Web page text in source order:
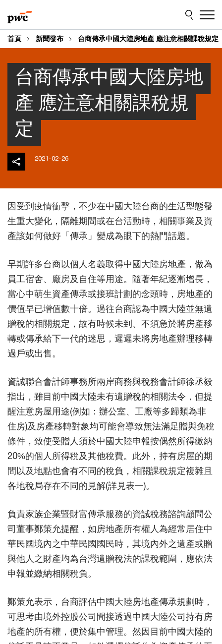
to
content
to
footer
首頁 新聞發布 台商傳承中國大陸房地產 應注意相關課稅規定
台商傳承中國大陸房地
產 應注意相關課稅規
定
2021-02-26
因受到疫情衝擊，不少在中國大陸台商的生活型態發
生重大變化，隔離期間或在台活動時，相關事業及資
產該如何做好「傳承」變成為眼下的熱門話題。
早期許多台商以個人名義取得中國大陸房地產，做為
員工宿舍、廠房及自住等用途。隨著年紀逐漸增長，
當心中萌生資產傳承或接班計劃的念頭時，房地產的
價值早已增值數十倍。過往台商認為中國大陸並無遺
贈稅的相關規定，故有時候未到、不須急於將房產移
轉或傳承給下一代的迷思，遲遲未將房地產辦理移轉
過戶或出售。
資誠聯合會計師事務所兩岸商務與稅務會計師徐丞毅
指出，雖目前中國大陸未有遺贈稅的相關法令，但提
醒注意房屋用途(例如：辦公室、工廠等多歸類為非
住房)及房產移轉對象均可能會導致無法滿足贈與免稅
條件，致使受贈人須於中國大陸申報按偶然所得繳納
20%的個人所得稅及其他稅費。此外，持有房屋的期
間以及地點也會有不同的稅負，相關課稅規定複雜且
各地稅局存在不同的見解(詳見表一)。
負責家族企業暨財富傳承服務的資誠稅務諮詢顧問公
司董事鄭策允提醒，如房地產所有權人為經常居住中
華民國境內之中華民國國民時，其境內外之遺產或贈
與他人之財產均為台灣遺贈稅法的課稅範圍，應依法
申報並繳納相關稅負。
鄭策允表示，台商評估中國大陸房地產傳承規劃時，
可思考由境外控股公司間接透過中國大陸公司持有房
地產的所有權，便於集中管理。然因目前中國大陸的